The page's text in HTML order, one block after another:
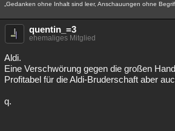
„Gedanken ohne Inhalt sind leer, Anschauungen ohne
quentin_=3
ehemaliges Mitglied
Aldi.
Eine Verschwörung gegen die großen
Profitabel für die Aldi-Bruderschaft aber
q.